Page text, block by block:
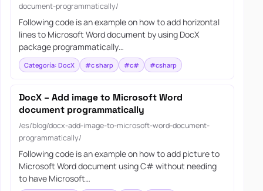
document-programmatically/
Following code is an example on how to add horizontal
lines to Microsoft Word document by using DocX
package programmatically…
Categoría: DocX #c sharp #c# #csharp
DocX – Add image to Microsoft Word
document programmatically
/es/blog/docx-add-image-to-microsoft-word-document-
programmatically/
Following code is an example on how to add picture to
Microsoft Word document using C# without needing
to have Microsoft…